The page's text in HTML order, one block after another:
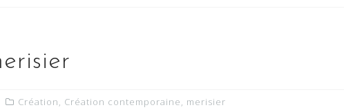
Création, Création contemporaine, merisier